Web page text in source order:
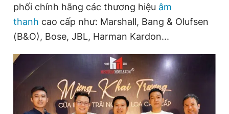
Thông tin tòa soạn Liên hệ quảng cáo
Đọc Thanh Niên trên điện thoại
phối chính hãng các thương hiệu âm
thanh cao cấp như: Marshall, Bang & Olufsen
(B&O), Bose, JBL, Harman Kardon...